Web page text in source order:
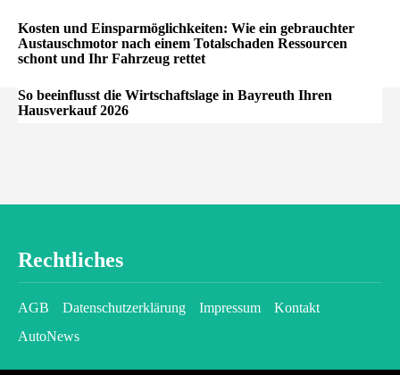
Kosten und Einsparmöglichkeiten: Wie ein gebrauchter
Austauschmotor nach einem Totalschaden Ressourcen
schont und Ihr Fahrzeug rettet
So beeinflusst die Wirtschaftslage in Bayreuth Ihren
Hausverkauf 2026
Rechtliches
AGB Datenschutzerklärung Impressum
Kontakt
AutoNews